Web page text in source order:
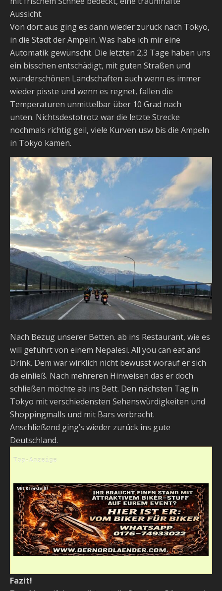
Aussicht.
Von dort aus ging es dann wieder zurück nach Tokyo,
in die Stadt der Ampeln. Was habe ich mir eine
Automatik gewünscht. Die letzten 2,3 Tage haben uns
ein bisschen entschädigt, mit guten Straßen und
wunderschönen Landschaften auch wenn es immer
wieder pisste und wenn es regnet, fallen die
Temperaturen unmittelbar über 10 Grad nach
unten. Nichtsdestotrotz war die letzte Strecke
nochmals richtig geil, viele Kurven usw bis die Ampeln
in Tokyo kamen.
Nach Bezug unserer Betten. ab ins Restaurant, wie es
will geführt von einem Nepalesi. All you can eat and
Drink. Dem war wirklich nicht bewusst worauf er sich
da einließ. Nach mehreren Hinweisen das er doch
schließen möchte ab ins Bett. Den nächsten Tag in
Tokyo mit verschiedensten Sehenswürdigkeiten und
Shoppingmalls und mit Bars verbracht.
Anschließend ging’s wieder zurück ins gute
Deutschland.
Top-Anzeige
Fazit!